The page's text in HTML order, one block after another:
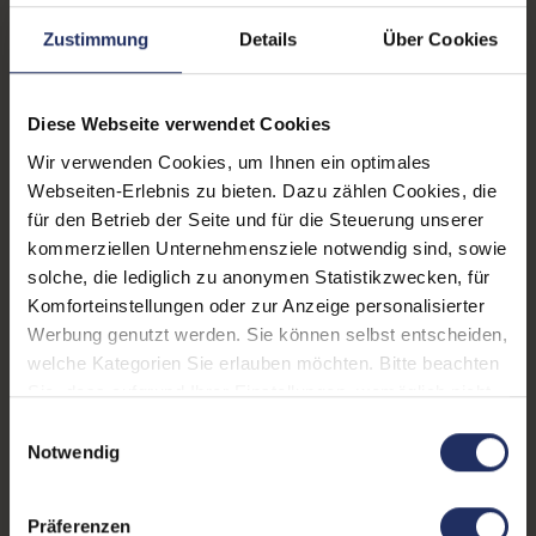
Zustimmung Details Über Cookies
Diese Webseite verwendet Cookies
Wir verwenden Cookies, um Ihnen ein optimales
Webseiten-Erlebnis zu bieten. Dazu zählen Cookies, die
für den Betrieb der Seite und für die Steuerung unserer
kommerziellen Unternehmensziele notwendig sind, sowie
solche, die lediglich zu anonymen Statistikzwecken, für
Komforteinstellungen oder zur Anzeige personalisierter
Werbung genutzt werden. Sie können selbst entscheiden,
welche Kategorien Sie erlauben möchten. Bitte beachten
Sie, dass aufgrund Ihrer Einstellungen, womöglich nicht
Weitere Informationen finden Sie in
Notwendig
Präferenzen
Arbeitsspeicher: 16 GB DDR4
Betriebssystem: Windows 11 Professional
Schnittstellen:
1x Audio / Mikrofon - 3.5
mm Combo, 1x Bluetooth,
1x HDMI, 1x W-LAN, 2x
USB 3 Typ A, 2x USB 4
Mehr anzeigen
LTE: Ja
Tastaturlayout:
Partnerprogramm: